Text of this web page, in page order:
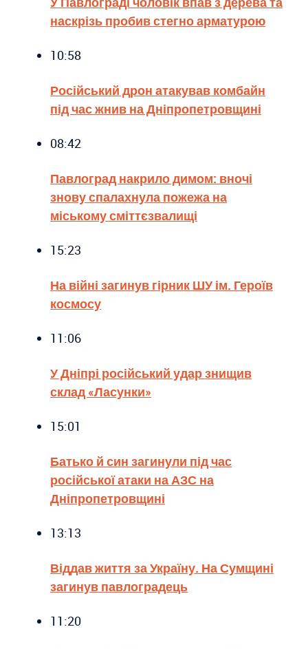
наскрізь пробив стегно арматурою
10:58
Російський дрон атакував комбайн
під час жнив на Дніпропетровщині
08:42
Павлоград накрило димом: вночі
знову спалахнула пожежа на
міському сміттєзвалищі
15:23
На війні загинув гірник ШУ ім. Героїв
космосу
11:06
У Дніпрі російський удар знищив
склад «Ласунки»
15:01
Батько й син загинули під час
російської атаки на АЗС на
Дніпропетровщині
13:13
Віддав життя за Україну. На Сумщині
загинув павлоградець
11:20